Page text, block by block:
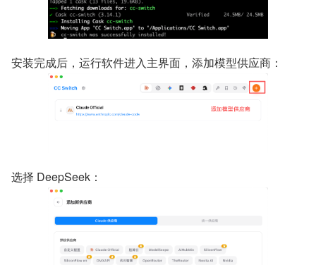
安装完成后，运行软件进入主界面，添加模型供应商：
选择 DeepSeek：